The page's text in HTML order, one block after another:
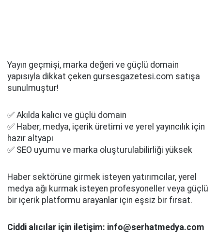
Yayın geçmişi, marka değeri ve güçlü domain
yapısıyla dikkat çeken gursesgazetesi.com satışa
sunulmuştur!
✅ Akılda kalıcı ve güçlü domain
✅ Haber, medya, içerik üretimi ve yerel yayıncılık için
hazır altyapı
✅ SEO uyumu ve marka oluşturulabilirliği yüksek
Haber sektörüne girmek isteyen yatırımcılar, yerel
medya ağı kurmak isteyen profesyoneller veya güçlü
bir içerik platformu arayanlar için eşsiz bir fırsat.
Ciddi alıcılar için iletişim: info@serhatmedya.com